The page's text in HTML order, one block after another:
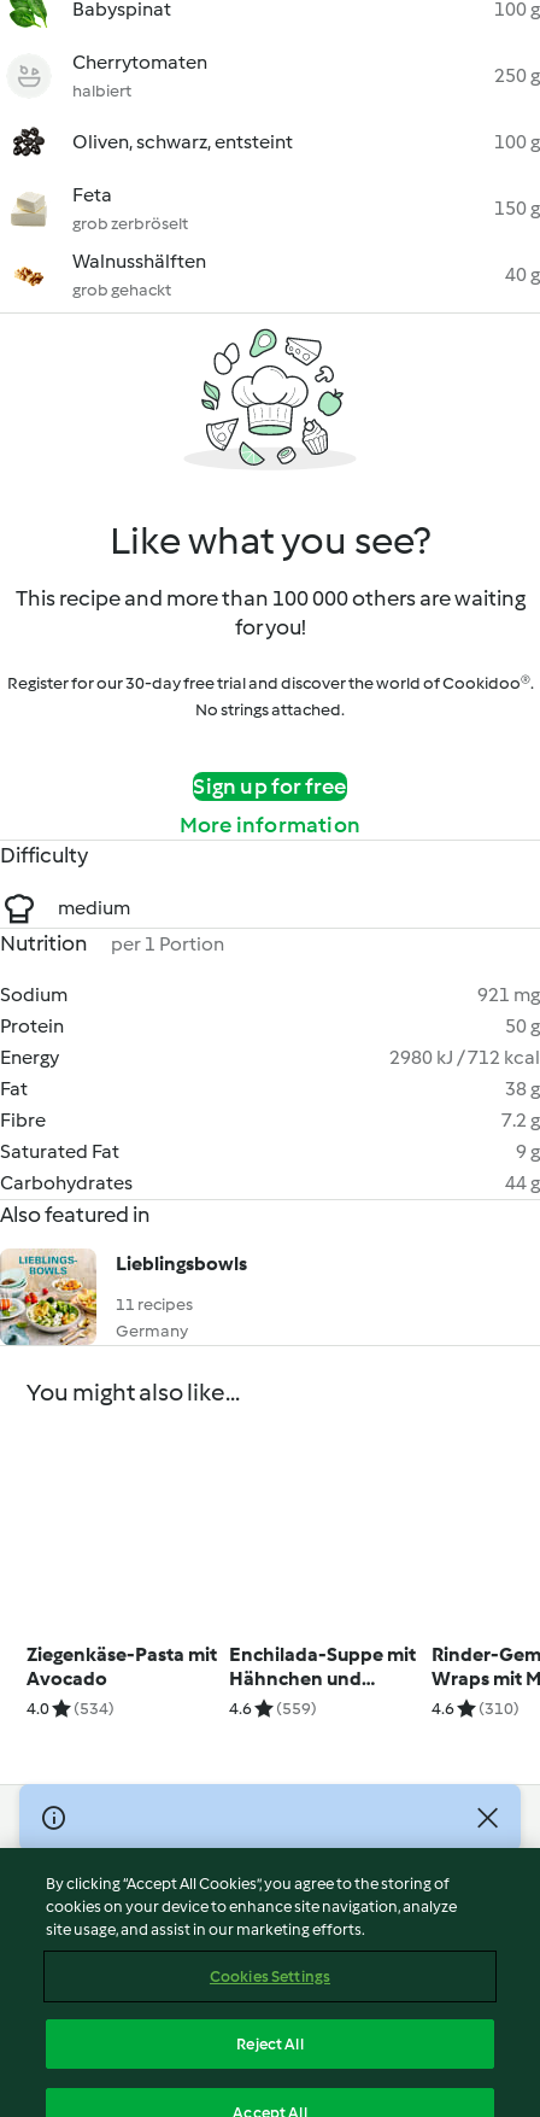
Babyspinat 100 g
Cherrytomaten
halbiert
250 g
Oliven, schwarz, entsteint 100 g
Feta
grob zerbröselt
150 g
Walnusshälften
grob gehackt
40 g
Like what you see?
This recipe and more than 100 000 others are waiting
for you!
Register for our 30-day free trial and discover the world of Cookidoo®.
No strings attached.
Sign up for free
More information
Difficulty
medium
Nutrition per 1 Portion
Sodium
921 mg
Protein
50 g
Energy
2980 kJ / 712 kcal
Fat
38 g
Fibre
7.2 g
Saturated Fat
9 g
Carbohydrates
44 g
Also featured in
Lieblingsbowls
11 recipes
Germany
You might also like...
Ziegenkäse-Pasta mit
Avocado
4.0 (534)
Enchilada-Suppe mit
Hähnchen und
Tortilla-Chips
4.6 (559)
Rinder-
Wraps mit
4.6 (310)
© Copyright 2026
Terms of Service
Privacy Policy
Disclaimer
Cookies
Withdraw Contract
By clicking “Accept All Cookies”, you agree to the storing of
cookies on your device to enhance site navigation, analyze
site usage, and assist in our marketing efforts.
Cookies Settings
Reject All
Accept All